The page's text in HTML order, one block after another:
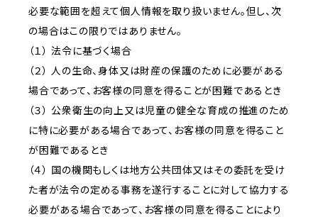
必要な範囲を超えて個人情報を取り扱いません。但し、次
の場合はこの限りではありません。
（１） 法令に基づく場合
（２） 人の生命、身体又は財産の保護のために必要がある
場合であって、お客様の同意を得ることが困難であるとき
（３） 公衆衛生の向上又は児童の健全な育成の推進のため
に特に必要がある場合であって、お客様の同意を得ること
が困難であるとき
（４） 国の機関もしくは地方公共団体又はその委託を受け
た者が法令の定める事務を遂行することに対して協力する
必要がある場合であって、お客様の同意を得ることにより